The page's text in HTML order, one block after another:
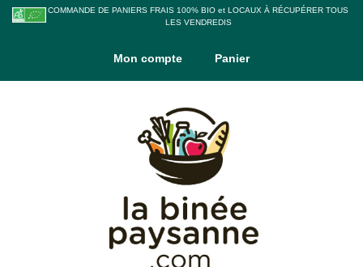
COMMANDE DE PANIERS FRAIS 100% BIO et LOCAUX À RÉCUPÉRER TOUS
LES VENDREDIS
Mon compte Panier